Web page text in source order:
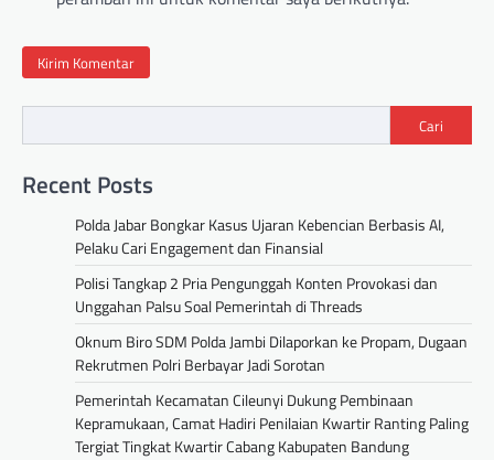
Cari
Recent Posts
Polda Jabar Bongkar Kasus Ujaran Kebencian Berbasis AI,
Pelaku Cari Engagement dan Finansial
Polisi Tangkap 2 Pria Pengunggah Konten Provokasi dan
Unggahan Palsu Soal Pemerintah di Threads
Oknum Biro SDM Polda Jambi Dilaporkan ke Propam, Dugaan
Rekrutmen Polri Berbayar Jadi Sorotan
Pemerintah Kecamatan Cileunyi Dukung Pembinaan
Kepramukaan, Camat Hadiri Penilaian Kwartir Ranting Paling
Tergiat Tingkat Kwartir Cabang Kabupaten Bandung